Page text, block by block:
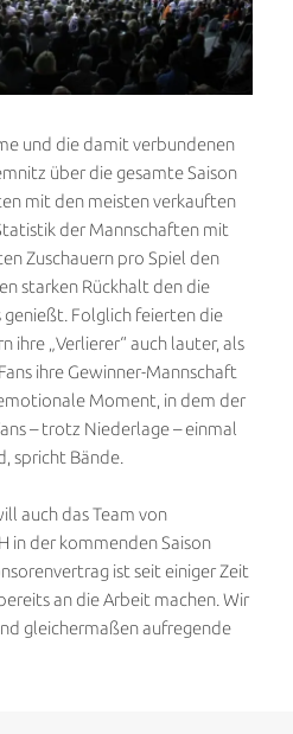
und die damit verbundenen
über die gesamte Saison
mit den meisten verkauften
der Mannschaften mit
Zuschauern pro Spiel den
starken Rückhalt den die
genießt. Folglich feierten die
ihre „Verlierer“ auch lauter, als
ihre Gewinner-Mannschaft
Moment, in dem der
– trotz Niederlage – einmal
spricht Bände.
auch das Team von
in der kommenden Saison
ist seit einiger Zeit
an die Arbeit machen. Wir
gleichermaßen aufregende